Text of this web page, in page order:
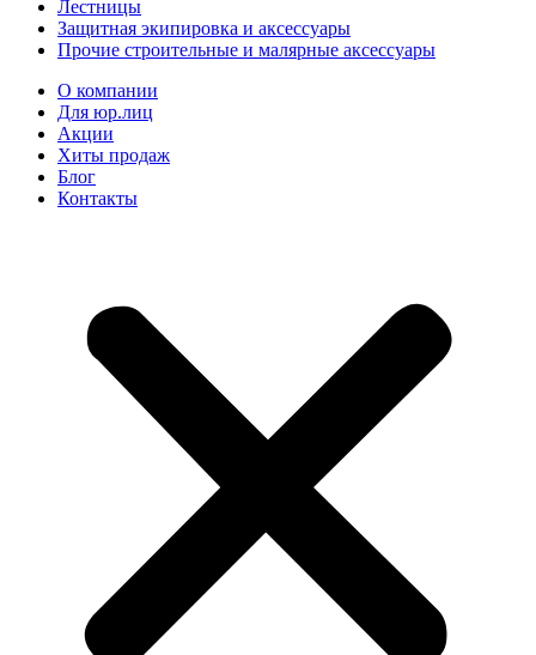
Лестницы
Защитная экипировка и аксессуары
Прочие строительные и малярные аксессуары
О компании
Для юр.лиц
Акции
Хиты продаж
Блог
Контакты